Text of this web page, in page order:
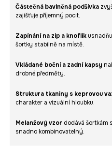
Částečná bavlněná podšívka
zajišťuje příjemný pocit.
Zapínání na zip a knoflík
šortky stabilně na místě.
Vkládané boční a zadní kapsy
drobné předměty.
Struktura tkaniny s keprovou
charakter a vizuální hloubku.
Melanžový vzor dodává šortkám
snadno kombinovatelný.